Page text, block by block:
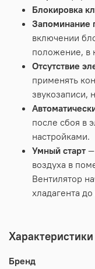
Блокировка
Запоминание
включении
положение, в
Отсутствие
применять
звукозаписи,
после сбоя в
настройками.
Умный старт —
воздуха в
Вентилятор
хладагента
Характеристики
Бренд